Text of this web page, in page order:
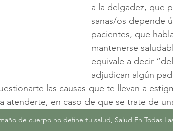
a la delgadez, que
sanas/os depende
pacientes, que
mantenerse
equivale a decir
adjudican algún
las causas que te llevan a
atenderte, en caso de que se trate de
de cuerpo no define tu salud, Salud En Todas